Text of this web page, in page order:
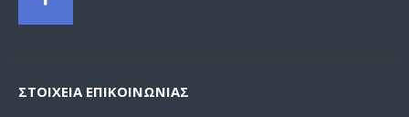
ΣΤΟΙΧΕΊΑ ΕΠΙΚΟΙΝΩΝΊΑΣ